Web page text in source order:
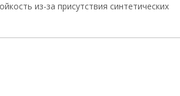
из-за присутствия синтетических